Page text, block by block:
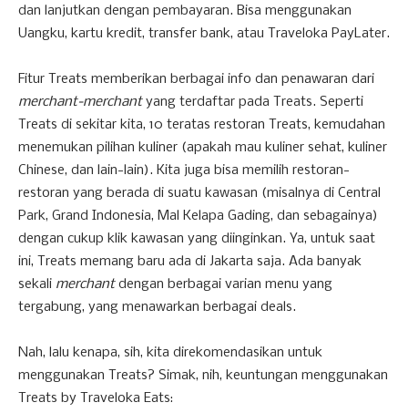
dan lanjutkan dengan pembayaran. Bisa menggunakan
Uangku, kartu kredit, transfer bank, atau Traveloka PayLater.
Fitur Treats memberikan berbagai info dan penawaran dari
merchant-merchantyang terdaftar pada Treats. Seperti
Treats di sekitar kita, 10 teratas restoran Treats, kemudahan
menemukan pilihan kuliner (apakah mau kuliner sehat, kuliner
Chinese, dan lain-lain). Kita juga bisa memilih restoran-
restoran yang berada di suatu kawasan (misalnya di Central
Park, Grand Indonesia, Mal Kelapa Gading, dan sebagainya)
dengan cukup klik kawasan yang diinginkan. Ya, untuk saat
ini, Treats memang baru ada di Jakarta saja. Ada banyak
sekali merchantdengan berbagai varian menu yang
tergabung, yang menawarkan berbagai deals.
Nah, lalu kenapa, sih, kita direkomendasikan untuk
menggunakan Treats? Simak, nih, keuntungan menggunakan
Treats by Traveloka Eats: